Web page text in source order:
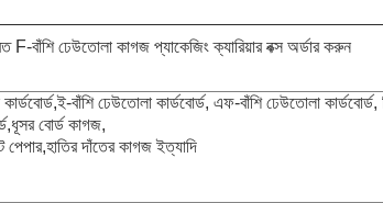
F-বাঁশি ঢেউতোলা কাগজ প্যাকেজিং ক্যারিয়ার বক্স অর্ডার করুন
ই-বাঁশি ঢেউতোলা কার্ডবোর্ড, এফ-বাঁশি ঢেউতোলা কার্ডবোর্ড,
ধূসর বোর্ড কাগজ,
পেপার,হাতির দাঁতের কাগজ ইত্যাদি